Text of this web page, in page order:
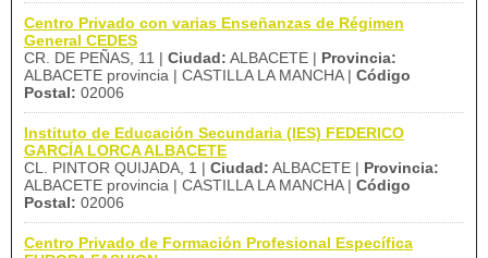
Centro Privado con varias Enseñanzas de Régimen
General CEDES
CR. DE PEÑAS, 11 | Ciudad: ALBACETE | Provincia:
ALBACETE provincia | CASTILLA LA MANCHA | Código
Postal: 02006
Instituto de Educación Secundaria (IES) FEDERICO
GARCÍA LORCA ALBACETE
CL. PINTOR QUIJADA, 1 | Ciudad: ALBACETE | Provincia:
ALBACETE provincia | CASTILLA LA MANCHA | Código
Postal: 02006
Centro Privado de Formación Profesional Específica